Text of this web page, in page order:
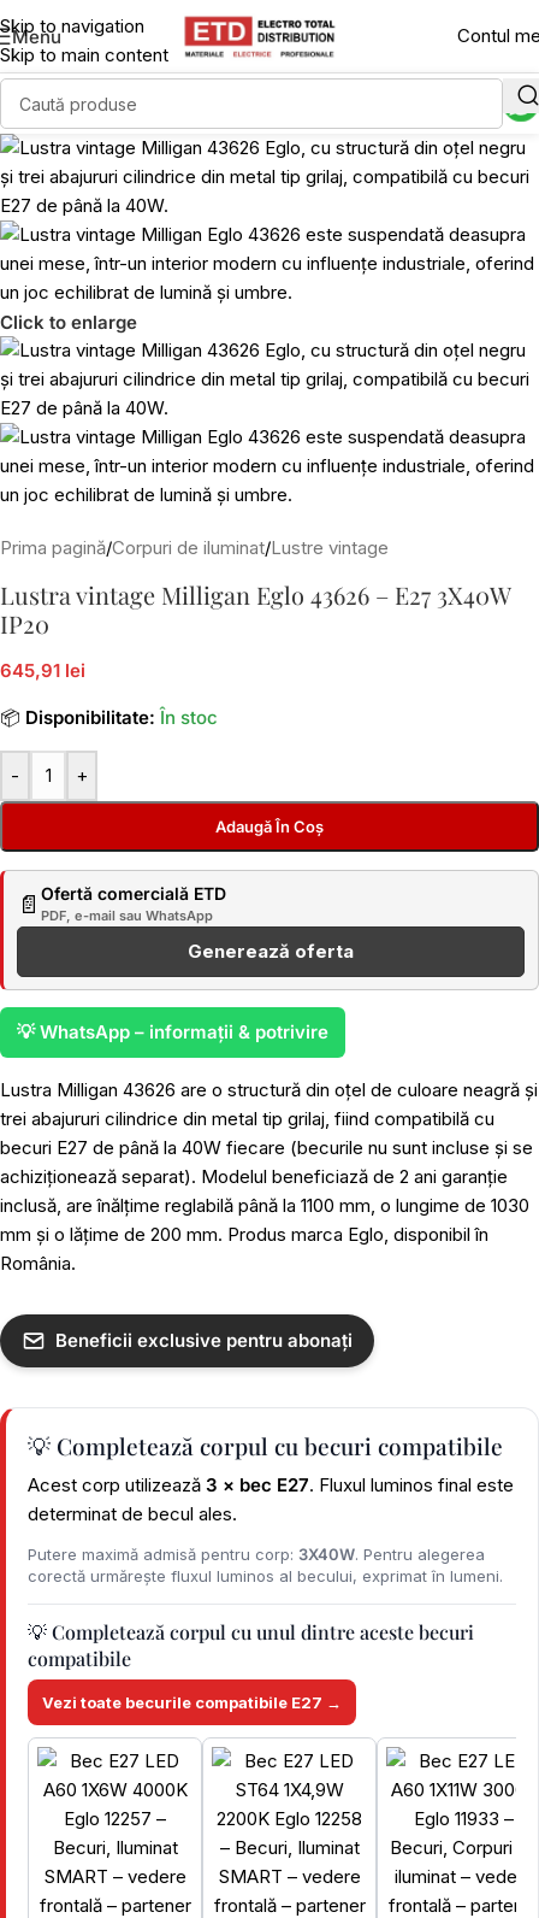
Skip to navigation
Skip to main content
Menu Contul
Click to enlarge
Prima pagină/Corpuri de iluminat/Lustre vintage
Lustra vintage Milligan Eglo 43626 – E27 3X40W
IP20
645,91 lei
📦 Disponibilitate: În stoc
- +
Adaugă În Coș
📄 Ofertă comercială ETD
PDF, e-mail sau WhatsApp
Generează oferta
💡 WhatsApp – informații & potrivire
Lustra Milligan 43626 are o structură din oțel de culoare neagră și
trei abajururi cilindrice din metal tip grilaj, fiind compatibilă cu
becuri E27 de până la 40W fiecare (becurile nu sunt incluse și se
achiziționează separat). Modelul beneficiază de 2 ani garanție
inclusă, are înălțime reglabilă până la 1100 mm, o lungime de 1030
mm și o lățime de 200 mm. Produs marca Eglo, disponibil în
România.
Beneficii exclusive pentru abonați
💡 Completează corpul cu becuri compatibile
Acest corp utilizează 3 × bec E27. Fluxul luminos final este
determinat de becul ales.
Putere maximă admisă pentru corp: 3X40W. Pentru alegerea
corectă urmărește fluxul luminos al becului, exprimat în lumeni.
💡 Completează corpul cu unul dintre aceste becuri
compatibile
Vezi toate becurile compatibile E27 →